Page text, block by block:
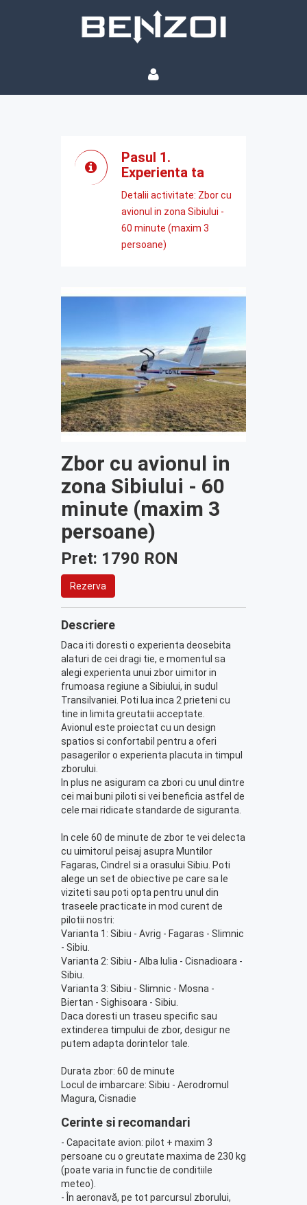
Pasul 1.
Experienta ta
Detalii activitate: Zbor cu
avionul in zona Sibiului -
60 minute (maxim 3
persoane)
Zbor cu avionul in
zona Sibiului - 60
minute (maxim 3
persoane)
Pret: 1790 RON
Rezerva
Descriere
Daca iti doresti o experienta deosebita
alaturi de cei dragi tie, e momentul sa
alegi experienta unui zbor uimitor in
frumoasa regiune a Sibiului, in sudul
Transilvaniei. Poti lua inca 2 prieteni cu
tine in limita greutatii acceptate.
Avionul este proiectat cu un design
spatios si confortabil pentru a oferi
pasagerilor o experienta placuta in timpul
zborului.
In plus ne asiguram ca zbori cu unul dintre
cei mai buni piloti si vei beneficia astfel de
cele mai ridicate standarde de siguranta.
In cele 60 de minute de zbor te vei delecta
cu uimitorul peisaj asupra Muntilor
Fagaras, Cindrel si a orasului Sibiu. Poti
alege un set de obiective pe care sa le
viziteti sau poti opta pentru unul din
traseele practicate in mod curent de
pilotii nostri:
Varianta 1: Sibiu - Avrig - Fagaras - Slimnic
- Sibiu.
Varianta 2: Sibiu - Alba Iulia - Cisnadioara -
Sibiu.
Varianta 3: Sibiu - Slimnic - Mosna -
Biertan - Sighisoara - Sibiu.
Daca doresti un traseu specific sau
extinderea timpului de zbor, desigur ne
putem adapta dorintelor tale.
Durata zbor: 60 de minute
Locul de imbarcare: Sibiu - Aerodromul
Magura, Cisnadie
Cerinte si recomandari
- Capacitate avion: pilot + maxim 3
persoane cu o greutate maxima de 230 kg
(poate varia in functie de conditiile
meteo).
- În aeronavă, pe tot parcursul zborului,